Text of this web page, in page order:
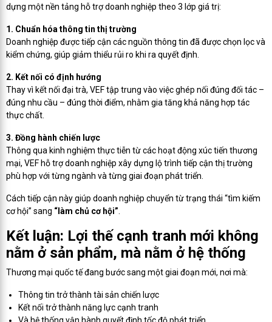
dựng một nền tảng hỗ trợ doanh nghiệp theo 3 lớp giá trị:
1. Chuẩn hóa thông tin thị trường
Doanh nghiệp được tiếp cận các nguồn thông tin đã được chọn lọc và
kiểm chứng, giúp giảm thiểu rủi ro khi ra quyết định.
2. Kết nối có định hướng
Thay vì kết nối đại trà, VEF tập trung vào việc ghép nối đúng đối tác –
đúng nhu cầu – đúng thời điểm, nhằm gia tăng khả năng hợp tác
thực chất.
3. Đồng hành chiến lược
Thông qua kinh nghiệm thực tiễn từ các hoạt động xúc tiến thương
mại, VEF hỗ trợ doanh nghiệp xây dựng lộ trình tiếp cận thị trường
phù hợp với từng ngành và từng giai đoạn phát triển.
Cách tiếp cận này giúp doanh nghiệp chuyển từ trạng thái “tìm kiếm
cơ hội” sang “làm chủ cơ hội”
Kết luận: Lợi thế cạnh tranh mới không
nằm ở sản phẩm, mà nằm ở hệ thống
Thương mại quốc tế đang bước sang một giai đoạn mới, nơi mà:
Thông tin trở thành tài sản chiến lược
Kết nối trở thành năng lực cạnh tranh